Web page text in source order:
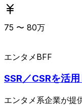
75 〜 80万
エンタメ BFF
SSR／CSRを活
エンタメ系企業が提